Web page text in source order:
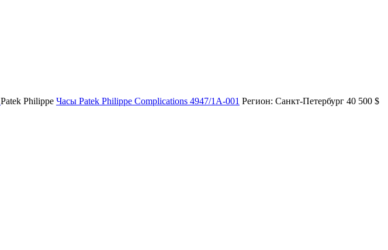
Patek Philippe Часы Patek Philippe Complications 4947/1A-001 Регион: Санкт-Петербург 40 500 $